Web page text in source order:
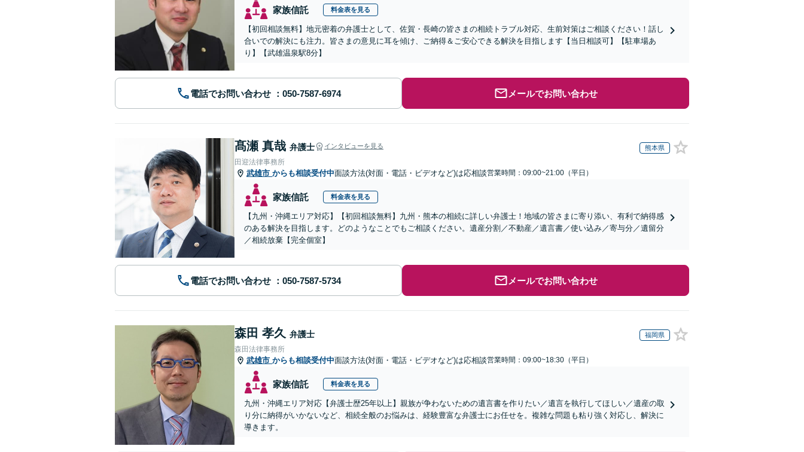
家族信託 料金表を見る
【初回相談無料】地元密着の弁護士として、佐賀・長崎の皆さまの相続トラブル対応、生前対策はご相談ください！話し
合いでの解決にも注力。皆さまの意見に耳を傾け、ご納得＆ご安心できる解決を目指します【当日相談可】【駐車場あ
り】【武雄温泉駅8分】
電話でお問い合わせ メールでお問い合わせ
髙瀬 真哉 弁護士 インタビューを見る 熊本県
田迎法律事務所
武雄市 からも相談受付中面談方法(対面・電話・ビデオなど)は応相談営業時間：09:00~21:00（平日）
家族信託 料金表を見る
【九州・沖縄エリア対応】【初回相談無料】九州・熊本の相続に詳しい弁護士！地域の皆さまに寄り添い、有利で納得感
のある解決を目指します。どのようなことでもご相談ください。遺産分割／不動産／遺言書／使い込み／寄与分／遺留分
／相続放棄【完全個室】
電話でお問い合わせ メールでお問い合わせ
森田 孝久 弁護士 福岡県
森田法律事務所
武雄市 からも相談受付中面談方法(対面・電話・ビデオなど)は応相談営業時間：09:00~18:30（平日）
家族信託 料金表を見る
九州・沖縄エリア対応【弁護士歴25年以上】親族が争わないための遺言書を作りたい／遺言を執行してほしい／遺産の取
り分に納得がいかないなど、相続全般のお悩みは、経験豊富な弁護士にお任せを。複雑な問題も粘り強く対応し、解決に
導きます。